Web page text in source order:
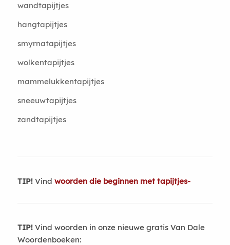
wandtapijtjes
hangtapijtjes
smyrnatapijtjes
wolkentapijtjes
mammelukkentapijtjes
sneeuwtapijtjes
zandtapijtjes
TIP!Vind woorden die beginnen met tapijtjes-
TIP!Vind woorden in onze nieuwe gratis Van Dale
Woordenboeken: